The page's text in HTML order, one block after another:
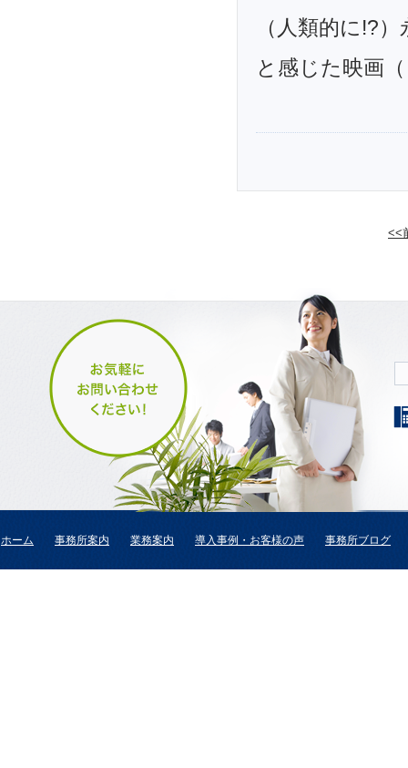
（人類的に!?
と感じた映画
<<
ホーム 事務所案内 業務案内 導入事例・お客様の声 事務所ブログ